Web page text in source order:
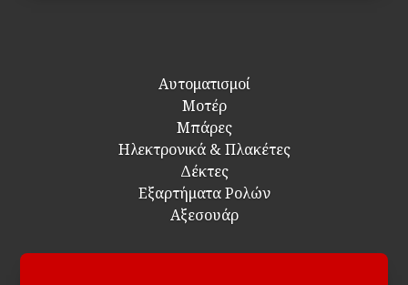
Αυτοματισμοί
Μοτέρ
Μπάρες
Ηλεκτρονικά & Πλακέτες
Δέκτες
Εξαρτήματα Ρολών
Αξεσουάρ